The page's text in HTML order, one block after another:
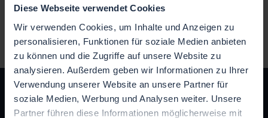
Diese Webseite verwendet Cookies
Wir verwenden Cookies, um Inhalte und Anzeigen zu
personalisieren, Funktionen für soziale Medien anbieten
zu können und die Zugriffe auf unsere Website zu
analysieren. Außerdem geben wir Informationen zu Ihrer
Verwendung unserer Website an unsere Partner für
soziale Medien, Werbung und Analysen weiter. Unsere
Partner führen diese Informationen möglicherweise mit